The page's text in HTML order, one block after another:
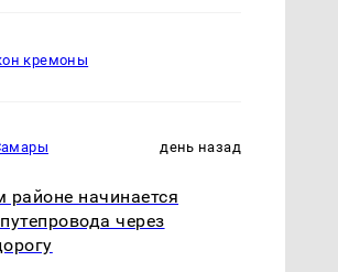
кремоны
день назад
районе начинается
через